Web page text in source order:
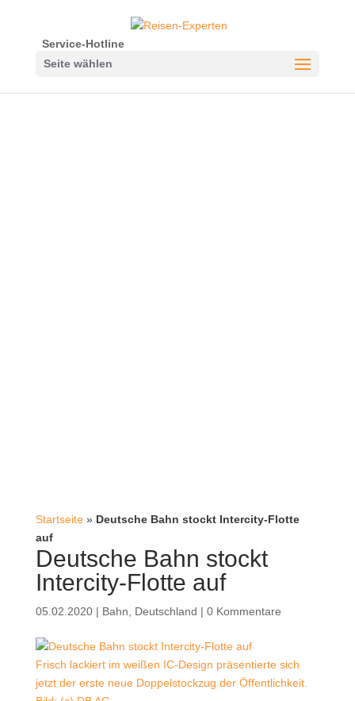
Service-Hotline
Seite wählen
Startseite» Deutsche Bahn stockt Intercity-Flotte
auf
Deutsche Bahn stockt
Intercity-Flotte auf
05.02.2020| Bahn Deutschland | 0 Kommentare
Frisch lackiert im weißen IC-Design präsentierte sich
jetzt der erste neue Doppelstockzug der Öffentlichkeit.